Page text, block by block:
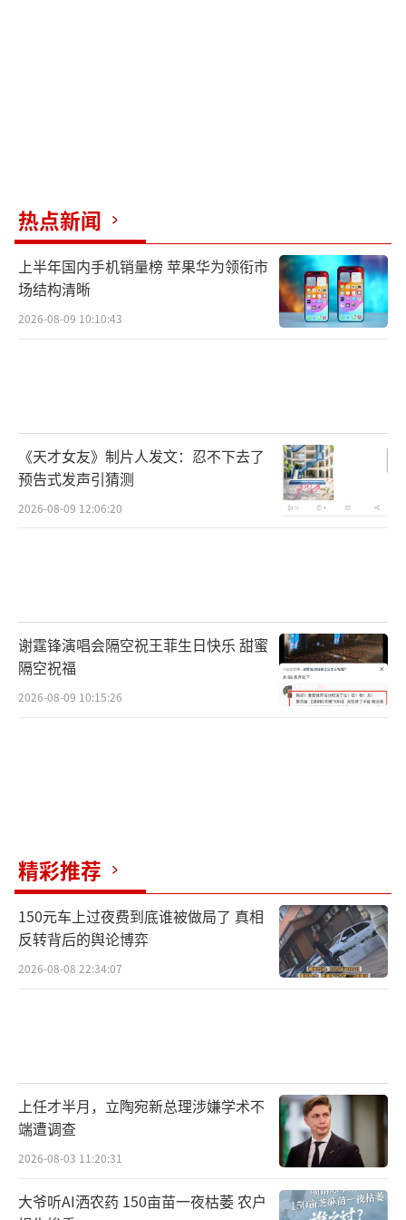
热点新闻
上半年国内手机销量榜 苹果华为领衔市
场结构清晰
2026-08-09 10:10:43
《天才女友》制片人发文：忍不下去了
预告式发声引猜测
2026-08-09 12:06:20
谢霆锋演唱会隔空祝王菲生日快乐 甜蜜
隔空祝福
2026-08-09 10:15:26
精彩推荐
150元车上过夜费到底谁被做局了 真相
反转背后的舆论博弈
2026-08-08 22:34:07
上任才半月，立陶宛新总理涉嫌学术不
端遭调查
2026-08-03 11:20:31
大爷听AI洒农药 150亩苗一夜枯萎 农户